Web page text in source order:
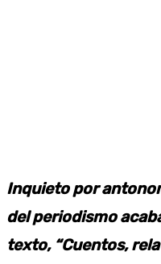
Inquieto por
del periodismo
texto, “Cuentos,